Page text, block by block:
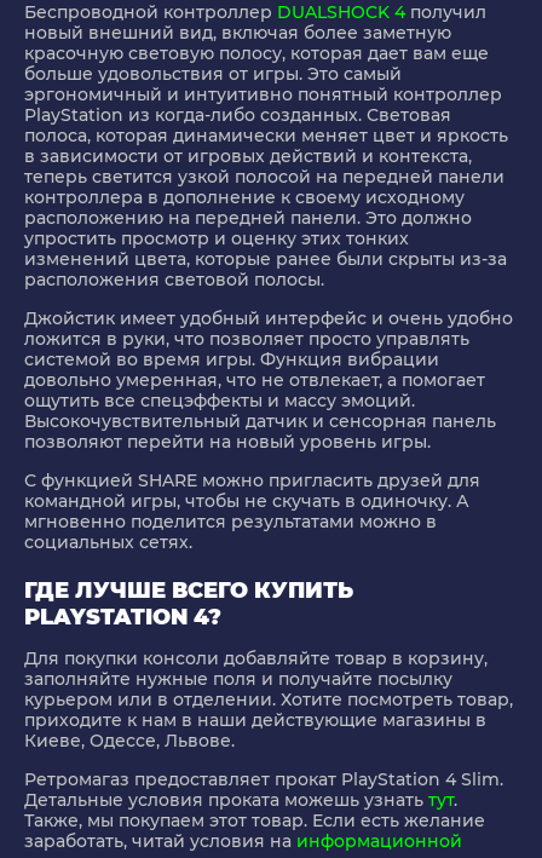
Беспроводной контроллер DUALSHOCK 4получил
новый внешний вид, включая более заметную
красочную световую полосу, которая дает вам еще
больше удовольствия от игры. Это самый
эргономичный и интуитивно понятный контроллер
PlayStation из когда-либо созданных. Световая
полоса, которая динамически меняет цвет и яркость
в зависимости от игровых действий и контекста,
теперь светится узкой полосой на передней панели
контроллера в дополнение к своему исходному
расположению на передней панели. Это должно
упростить просмотр и оценку этих тонких
изменений цвета, которые ранее были скрыты из-за
расположения световой полосы.
Джойстик имеет удобный интерфейс и очень удобно
ложится в руки, что позволяет просто управлять
системой во время игры. Функция вибрации
довольно умеренная, что не отвлекает, а помогает
ощутить все спецэффекты и массу эмоций.
Высокочувствительный датчик и сенсорная панель
позволяют перейти на новый уровень игры.
С функцией SHARE можно пригласить друзей для
командной игры, чтобы не скучать в одиночку. А
мгновенно поделится результатами можно в
социальных сетях.
ГДЕ ЛУЧШЕ ВСЕГО КУПИТЬ
PLAYSTATION 4?
Для покупки консоли добавляйте товар в корзину,
заполняйте нужные поля и получайте посылку
курьером или в отделении. Хотите посмотреть товар,
приходите к нам в наши действующие магазины в
Киеве, Одессе, Львове.
Ретромагаз предоставляет прокат PlayStation 4 Slim.
Детальные условия проката можешь узнать тут.
Также, мы покупаем этот товар. Если есть желание
заработать, читай условия на информационной